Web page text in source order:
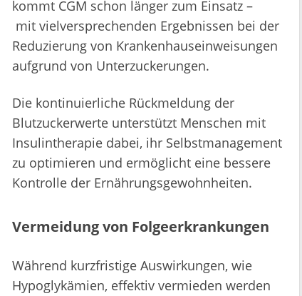
kommt CGM schon länger zum Einsatz –
mit vielversprechenden Ergebnissen bei der
Reduzierung von Krankenhauseinweisungen
aufgrund von Unterzuckerungen.
Die kontinuierliche Rückmeldung der
Blutzuckerwerte unterstützt Menschen mit
Insulintherapie dabei, ihr Selbstmanagement
zu optimieren und ermöglicht eine bessere
Kontrolle der Ernährungsgewohnheiten.
Vermeidung von Folgeerkrankungen
Während kurzfristige Auswirkungen, wie
Hypoglykämien, effektiv vermieden werden